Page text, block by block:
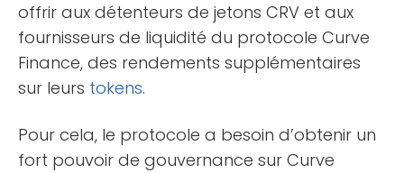
offrir aux détenteurs de jetons CRV et aux
fournisseurs de liquidité du protocole Curve
Finance, des rendements supplémentaires
sur leurs tokens.
Pour cela, le protocole a besoin d’obtenir un
fort pouvoir de gouvernance sur Curve